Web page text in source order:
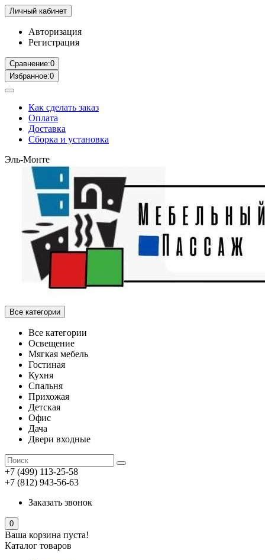
Личный кабинет
Авторизация
Регистрация
Сравнение:0
Избранное:0
Как сделать заказ
Оплата
Доставка
Сборка и установка
Эль-Монте
Все категории
Все категории
Освещение
Мягкая мебель
Гостиная
Кухня
Спальня
Прихожая
Детская
Офис
Дача
Двери входные
+7 (499) 113-25-58
+7 (812) 943-56-63
Заказать звонок
0
Ваша корзина пуста!
Каталог товаров